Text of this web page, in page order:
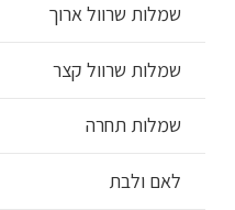
שמלות שרוול ארוך
שמלות שרוול קצר
שמלות תחרה
לאם ולבת